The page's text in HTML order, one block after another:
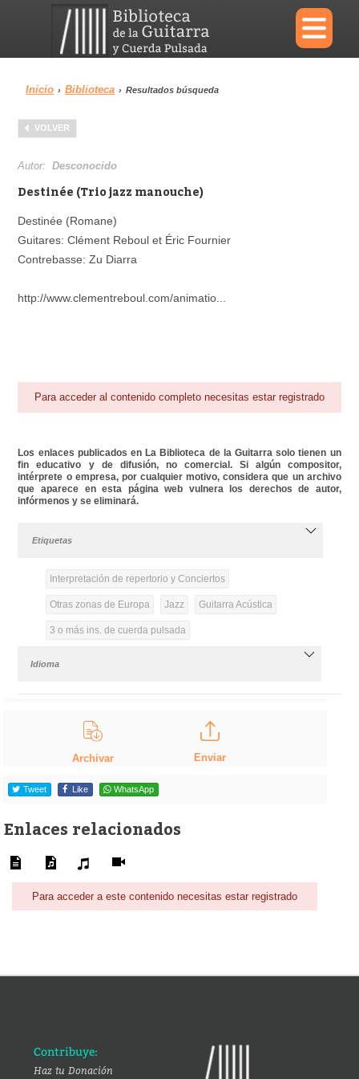
×
Menu
Biblioteca
Área personal Reproductor
Inicio › Biblioteca › Resultados búsqueda
VOLVER
Autor:Desconocido
Destinée (Trio jazz manouche)
Destinée (Romane)
Guitares: Clément Reboul et Éric Fournier
Contrebasse: Zu Diarra
http://www.clementreboul.com/animatio...
Para acceder al contenido completo necesitas estar registrado
Los enlaces publicados en La Biblioteca de la Guitarra solo tienen un
fin educativo y de difusión, no comercial. Si algún compositor,
intérprete o empresa, por cualquier motivo, considera que un archivo
que aparece en esta página web vulnera los derechos de autor,
infórmenos y se eliminará.
Etiquetas
Interpretación de repertorio y Conciertos
Otras zonas de Europa Jazz Guitarra Acústica
3 o más ins. de cuerda pulsada
Idioma
Archivar Enviar
Tweet Like WhatsApp
Enlaces relacionados
Para acceder a este contenido necesitas estar registrado
Contribuye:
Haz tu Donación